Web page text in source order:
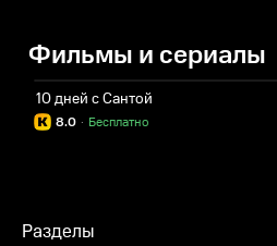
Фильмы и сериалы
10 дней с Сантой
8.0 Бесплатно
·
Разделы